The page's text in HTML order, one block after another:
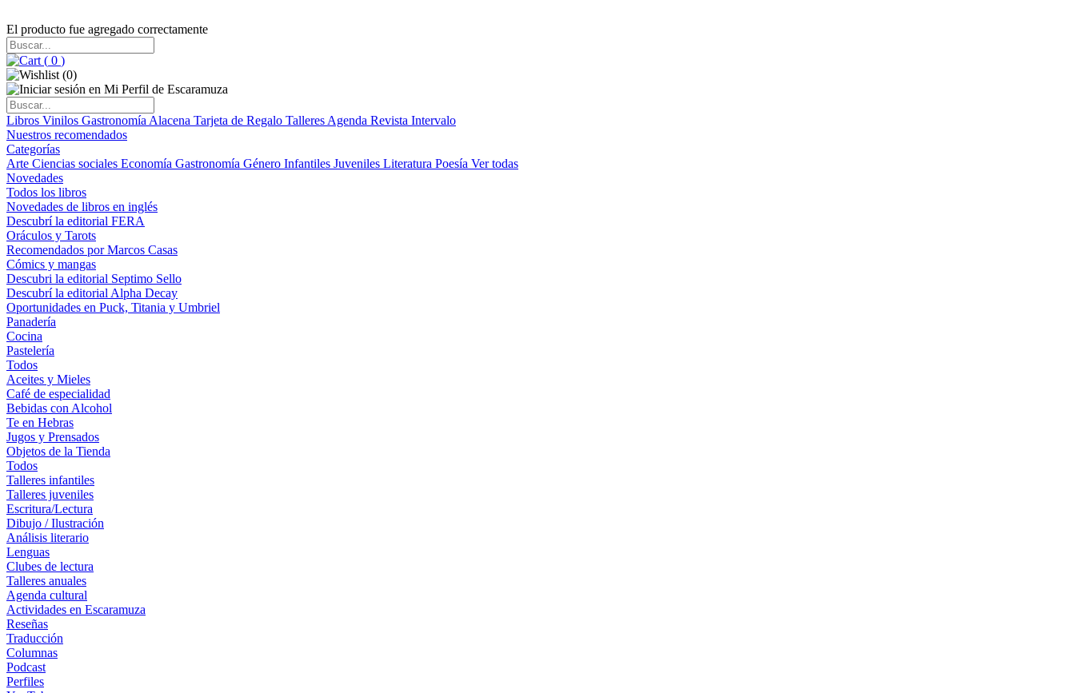
El producto fue agregado correctamente
( 0 )
(0)
Libros Vinilos Gastronomía Alacena Tarjeta de Regalo Talleres Agenda Revista Intervalo
Nuestros recomendados
Categorías
Arte Ciencias sociales Economía Gastronomía Género Infantiles Juveniles Literatura Poesía Ver todas
Novedades
Todos los libros
Novedades de libros en inglés
Descubrí la editorial FERA
Oráculos y Tarots
Recomendados por Marcos Casas
Cómics y mangas
Descubri la editorial Septimo Sello
Descubrí la editorial Alpha Decay
Oportunidades en Puck, Titania y Umbriel
Panadería
Cocina
Pastelería
Todos
Aceites y Mieles
Café de especialidad
Bebidas con Alcohol
Te en Hebras
Jugos y Prensados
Objetos de la Tienda
Todos
Talleres infantiles
Talleres juveniles
Escritura/Lectura
Dibujo / Ilustración
Análisis literario
Lenguas
Clubes de lectura
Talleres anuales
Agenda cultural
Actividades en Escaramuza
Reseñas
Traducción
Columnas
Podcast
Perfiles